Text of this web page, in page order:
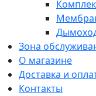
Зона
О магазине
Доставка и
Контакты